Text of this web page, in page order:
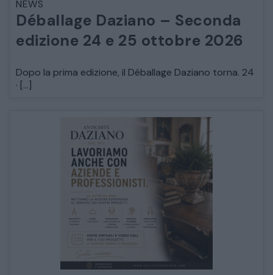
CATALOGO COMPLETO
MOBILI
CAMERE
NEWS
Déballage Daziano – Seconda
edizione 24 e 25 ottobre 2026
Dopo la prima edizione, il Déballage Daziano torna. 24
· […]